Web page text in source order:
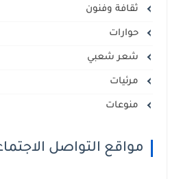
ثقافة وفنون
حوارات
شعر شعبي
مرئيات
منوعات
مواقع التواصل